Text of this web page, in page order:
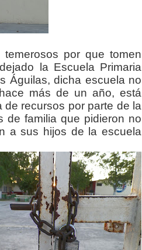
por que tomen
la Escuela Primaria
Águilas, dicha escuela no
más de un año, está
recursos por parte de la
de familia que pidieron no
a sus hijos de la escuela